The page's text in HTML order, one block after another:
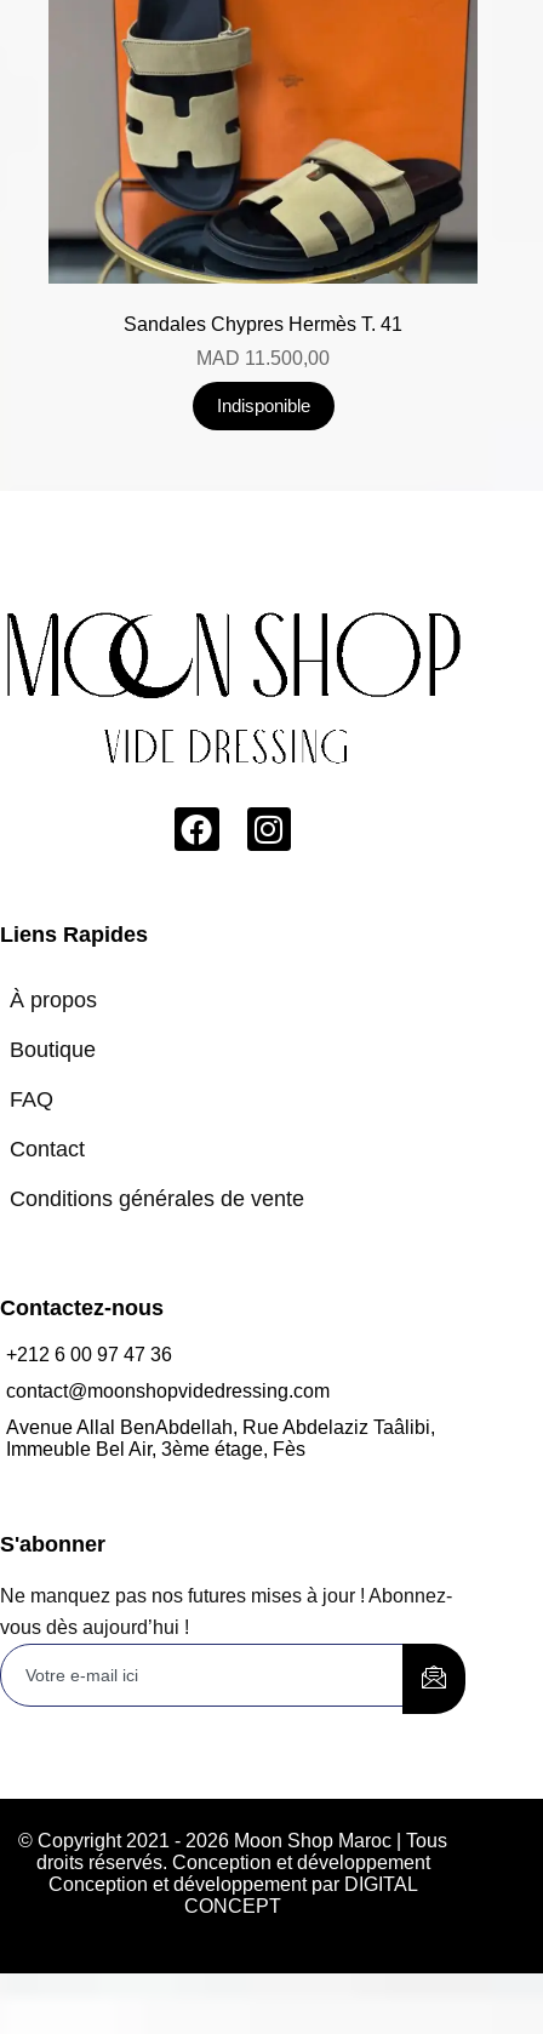
Sandales Chypres Hermès T. 41
MAD 11.500,00
Indisponible
Liens Rapides
À propos
Boutique
FAQ
Contact
Conditions générales de vente
Contactez-nous
+212 6 00 97 47 36
contact@moonshopvidedressing.com
Avenue Allal BenAbdellah, Rue Abdelaziz Taâlibi,
Immeuble Bel Air, 3ème étage, Fès
S'abonner
Ne manquez pas nos futures mises à jour ! Abonnez-
vous dès aujourd’hui !
© Copyright 2021 - 2026 Moon Shop Maroc | Tous
droits réservés. Conception et développement
Conception et développement par DIGITAL
CONCEPT